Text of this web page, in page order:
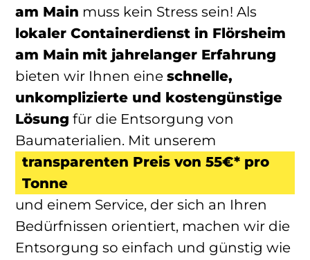
am Main muss kein Stress sein! Als
lokaler Containerdienst in Flörsheim
am Main mit jahrelanger Erfahrung
bieten wir Ihnen eine schnelle,
unkomplizierte und kostengünstige
Lösung für die Entsorgung von
Baumaterialien. Mit unserem
transparenten Preis von 55€* pro
Tonne
und einem Service, der sich an Ihren
Bedürfnissen orientiert, machen wir die
Entsorgung so einfach und günstig wie